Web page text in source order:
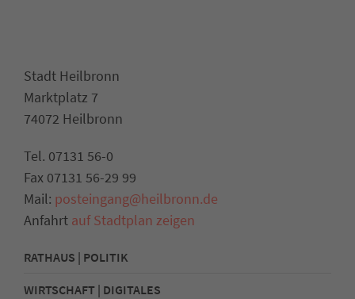
Stadt Heilbronn
Marktplatz 7
74072 Heilbronn
Tel. 07131 56-0
Fax 07131 56-29 99
Mail: posteingang@heilbronn.de
Anfahrt auf Stadtplan zeigen
RATHAUS | POLITIK
WIRTSCHAFT | DIGITALES